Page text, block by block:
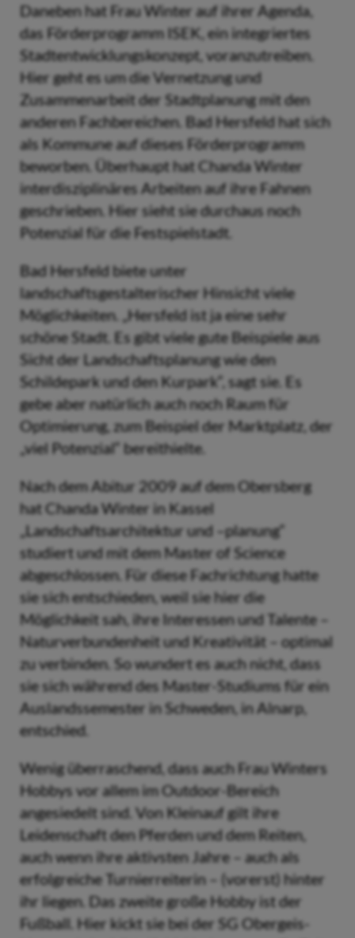
Daneben hat Frau Winter auf ihrer Agenda,
das Förderprogramm ISEK, ein integriertes
Stadtentwicklungskonzept, voranzutreiben.
Hier geht es um die Vernetzung und
Zusammenarbeit der Stadtplanung mit den
anderen Fachbereichen. Bad Hersfeld hat sich
als Kommune auf dieses Förderprogramm
beworben. Überhaupt hat Chanda Winter
interdisziplinäres Arbeiten auf ihre Fahnen
geschrieben. Hier sieht sie durchaus noch
Potenzial für die Festspielstadt.
Bad Hersfeld biete unter
landschaftsgestalterischer Hinsicht viele
Möglichkeiten. „Hersfeld ist ja eine sehr
schöne Stadt. Es gibt viele gute Beispiele aus
Sicht der Landschaftsplanung wie den
Schildepark und den Kurpark“, sagt sie. Es
gebe aber natürlich auch noch Raum für
Optimierung, zum Beispiel der Marktplatz, der
„viel Potenzial“ bereithielte.
Nach dem Abitur 2009 auf dem Obersberg
hat Chanda Winter in Kassel
„Landschaftsarchitektur und –planung“
studiert und mit dem Master of Science
abgeschlossen. Für diese Fachrichtung hatte
sie sich entschieden, weil sie hier die
Möglichkeit sah, ihre Interessen und Talente –
Naturverbundenheit und Kreativität – optimal
zu verbinden. So wundert es auch nicht, dass
sie sich während des Master-Studiums für ein
Auslandssemester in Schweden, in Alnarp,
entschied.
Wenig überraschend, dass auch Frau Winters
Hobbys vor allem im Outdoor-Bereich
angesiedelt sind. Von Kleinauf gilt ihre
Leidenschaft den Pferden und dem Reiten,
auch wenn ihre aktivsten Jahre – auch als
erfolgreiche Turnierreiterin – (vorerst) hinter
ihr liegen. Das zweite große Hobby ist der
Fußball. Hier kickt sie bei der SG Obergeis-